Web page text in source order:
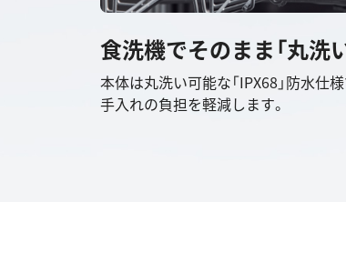
食洗機でそのまま「丸洗い
本体は丸洗い可能な「IPX68」防水仕
手入れの負担を軽減します。